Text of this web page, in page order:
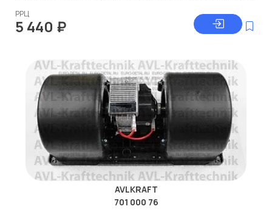
РРЦ
5 440 ₽
AVLKRAFT
701 000 76